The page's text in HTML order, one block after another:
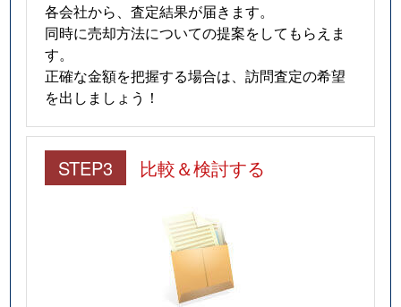
各会社から、査定結果が届きます。
同時に売却方法についての提案をしてもらえま
す。
正確な金額を把握する場合は、訪問査定の希望
を出しましょう！
STEP3 比較＆検討する